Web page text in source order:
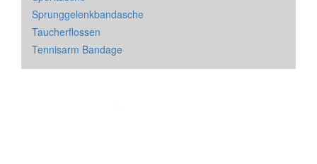
Sprunggelenkbandasche
Taucherflossen
Tennisarm Bandage